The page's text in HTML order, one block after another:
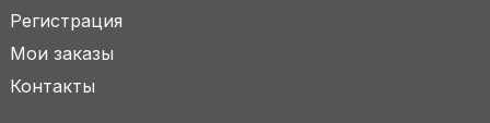
Регистрация
Мои заказы
Контакты